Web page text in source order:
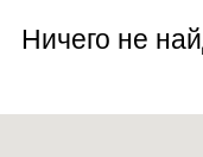
Ничего не